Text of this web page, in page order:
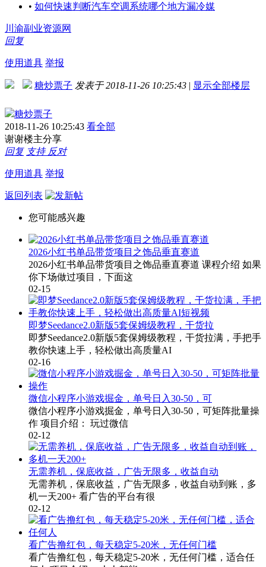
• 如何快速判断汽车空调系统哪个地方漏冷媒
川渝副业资源网
回复
使用道具 举报
糖炒票子 发表于 2018-11-26 10:25:43 | 显示全部楼层
糖炒票子
2018-11-26 10:25:43 看全部
谢谢楼主分享
回复 支持 反对
使用道具 举报
返回列表
您可能感兴趣
2026小红书单品带货项目之饰品垂直赛道
2026小红书单品带货项目之饰品垂直赛道 课程介绍 如果
你下场做过项目，下面这
02-15
即梦Seedance2.0新版5套保姆级教程，干货拉
即梦Seedance2.0新版5套保姆级教程，干货拉满，手把手
教你快速上手，轻松做出高质量AI
02-16
微信小程序小游戏掘金，单号日入30-50，可
微信小程序小游戏掘金，单号日入30-50，可矩阵批量操
作 项目介绍： 玩过微信
02-12
无需养机，保底收益，广告无限多，收益自动
无需养机，保底收益，广告无限多，收益自动到账，多
机一天200+ 看广告的平台有很
02-12
看广告撸红包，每天稳定5-20米，无任何门槛
看广告撸红包，每天稳定5-20米，无任何门槛，适合任